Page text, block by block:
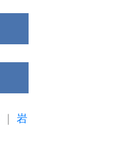
岩